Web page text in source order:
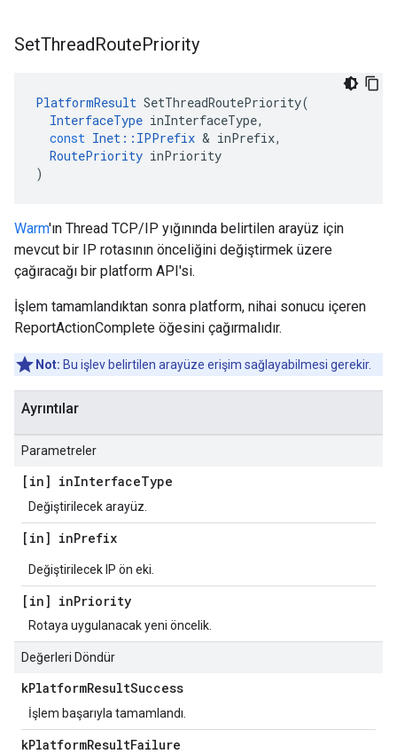
SetThreadRoutePriority
PlatformResult SetThreadRoutePriority(
InterfaceType inInterfaceType,
const Inet :: IPPrefix & inPrefix,
RoutePriority inPriority
)
Warm'ın Thread TCP/IP yığınında belirtilen arayüz için
mevcut bir IP rotasının önceliğini değiştirmek üzere
çağıracağı bir platform API'si.
İşlem tamamlandıktan sonra platform, nihai sonucu içeren
ReportActionComplete öğesini çağırmalıdır.
Not: Bu işlev belirtilen arayüze erişim sağlayabilmesi gerekir.
Ayrıntılar
Parametreler
[in] inInterfaceType
Değiştirilecek arayüz.
[in] inPrefix
Değiştirilecek IP ön eki.
[in] inPriority
Rotaya uygulanacak yeni öncelik.
Değerleri Döndür
kPlatformResultSuccess
İşlem başarıyla tamamlandı.
kPlatformResultFailure